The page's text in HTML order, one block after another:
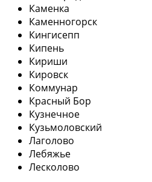
Каменка
Каменногорск
Кингисепп
Кипень
Кириши
Кировск
Коммунар
Красный Бор
Кузнечное
Кузьмоловский
Лаголово
Лебяжье
Лесколово